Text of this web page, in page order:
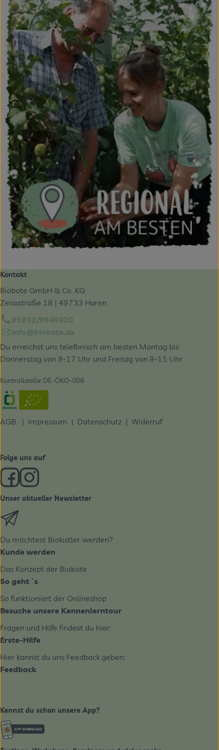
Kontakt
Biobote GmbH & Co. KG
Zeissstraße 18 | 49733 Haren
05932/9949020
info@biobote.de
Du erreichst uns telefonisch am besten Montag bis
Donnerstag von 9-17 Uhr und Freitag von 9-15 Uhr
Kontrollstelle: DE-ÖKO-006
Externer Link zu https://www.oekokiste.de/
AGB | Impressum | Datenschutz | Widerruf
Folge uns auf
Externer Link zu https://www.facebook.com/derBiobote/
Externer Link zu https://www.instagram.com/
Unser aktueller Newsletter
Du möchtest Biokistler werden?
Kunde werden
Das Konzept der Biokiste
So geht´s
So funktioniert der Onlineshop
Besuche unsere Kennenlerntour
Fragen und Hilfe findest du hier:
Erste-Hilfe
Hier kannst du uns Feedback geben:
Feedback
Kennst du schon unsere App?
Externer Link zu https://www.biobote-